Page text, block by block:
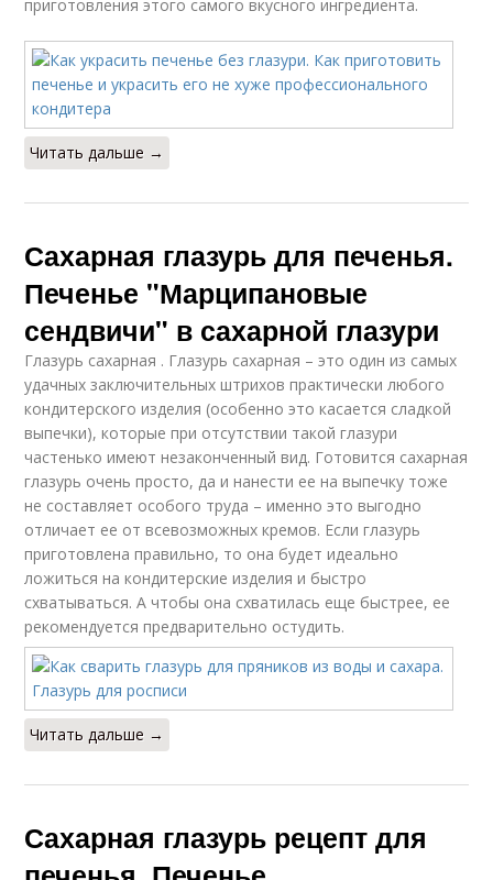
приготовления этого самого вкусного ингредиента.
Читать дальше →
Сахарная глазурь для печенья.
Печенье "Марципановые
сендвичи" в сахарной глазури
Глазурь сахарная . Глазурь сахарная – это один из самых
удачных заключительных штрихов практически любого
кондитерского изделия (особенно это касается сладкой
выпечки), которые при отсутствии такой глазури
частенько имеют незаконченный вид. Готовится сахарная
глазурь очень просто, да и нанести ее на выпечку тоже
не составляет особого труда – именно это выгодно
отличает ее от всевозможных кремов. Если глазурь
приготовлена правильно, то она будет идеально
ложиться на кондитерские изделия и быстро
схватываться. А чтобы она схватилась еще быстрее, ее
рекомендуется предварительно остудить.
Читать дальше →
Сахарная глазурь рецепт для